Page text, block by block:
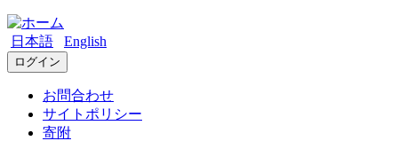
日本語 English
ログイン
お問合わせ
サイトポリシー
寄附